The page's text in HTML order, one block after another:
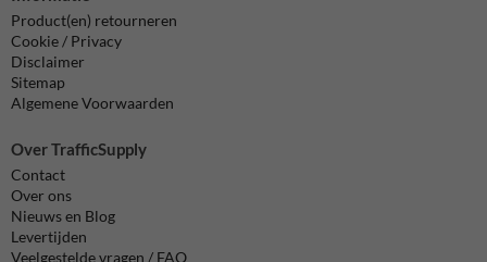
Product(en) retourneren
Cookie / Privacy
Disclaimer
Sitemap
Algemene Voorwaarden
Over TrafficSupply
Contact
Over ons
Nieuws en Blog
Levertijden
Veelgestelde vragen / FAQ